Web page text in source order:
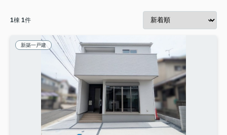
1棟 1件
新築一戸建